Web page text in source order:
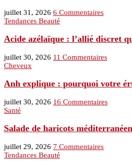
juillet 31, 2026 6 Commentaires
Tendances Beauté
Acide azélaïque : l’allié discret
juillet 30, 2026 11 Commentaires
Cheveux
Anh explique : pourquoi votre
juillet 30, 2026 16 Commentaires
Santé
Salade de haricots
juillet 29, 2026 7 Commentaires
Tendances Beauté